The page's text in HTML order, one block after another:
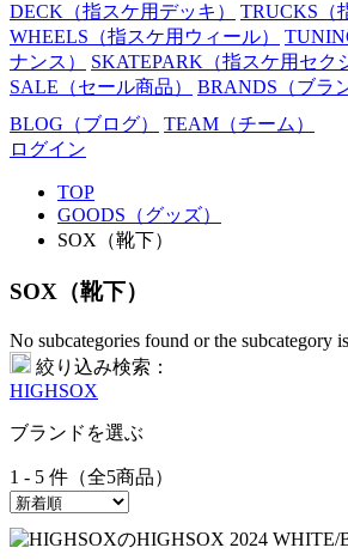
DECK （指スケ用デッキ） TRUCKS
WHEELS （指スケ用ウィール）
ナンス）
SKATEPARK （指スケ用セク
SALE （セール商品） BRANDS （ブラ
BLOG （ブログ） TEAM （チーム）
ログイン
TOP
GOODS（グッズ）
SOX（靴下）
SOX（靴下）
No subcategories found or the subcategory
絞り込み検索：
HIGHSOX
ブランドを選ぶ
1 - 5 件（全5商品）